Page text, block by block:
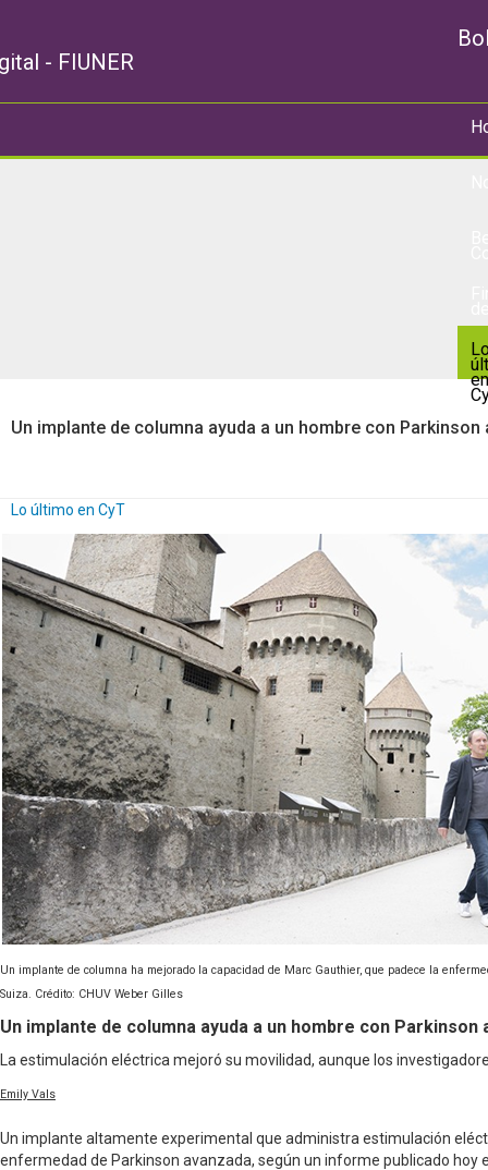
- FIUNER
en
Un implante de columna ayuda a un hombre con
Lo último en CyT
Un implante de columna ha mejorado la capacidad de Marc Gauthier, que padece la
Suiza. Crédito: CHUV Weber Gilles
Un implante de columna ayuda a un hombre con
La estimulación eléctrica mejoró su movilidad, aunque los
Emily Vals
Un implante altamente experimental que administra estimulación
enfermedad de Parkinson avanzada, según un informe publicado hoy